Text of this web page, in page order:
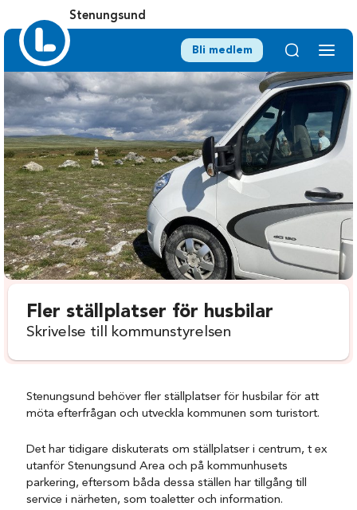
Stenungsund
Bli medlem
Fler ställplatser för husbilar
Skrivelse till kommunstyrelsen
Stenungsund behöver fler ställplatser för husbilar för att
möta efterfrågan och utveckla kommunen som turistort.
Det har tidigare diskuterats om ställplatser i centrum, t ex
utanför Stenungsund Area och på kommunhusets
parkering, eftersom båda dessa ställen har tillgång till
service i närheten, som toaletter och information.